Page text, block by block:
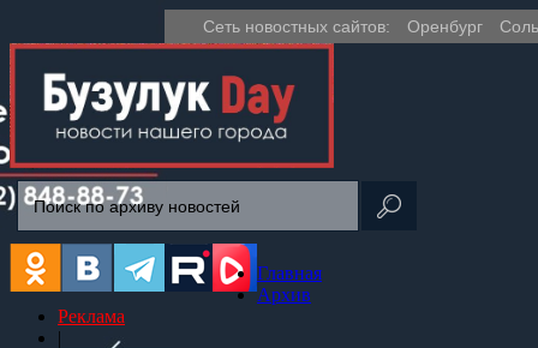
Сеть новостных сайтов: Оренбург
Главная
Архив
Реклама